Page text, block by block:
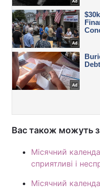
Вас також можуть
Місячний
сприятливі і
Місячний